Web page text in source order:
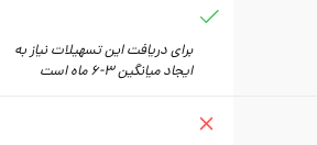
برای دریافت این تسهیلات نیاز به
ایجاد میانگین 3-6 ماه است